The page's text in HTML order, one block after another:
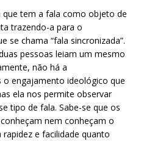
que tem a fala como objeto de
trazendo-a para o
se chama “fala sincronizada”.
pessoas leiam um mesmo
não há a
engajamento ideológico que
ela nos permite observar
tipo de fala. Sabe-se que os
nem conheçam o
e facilidade quanto